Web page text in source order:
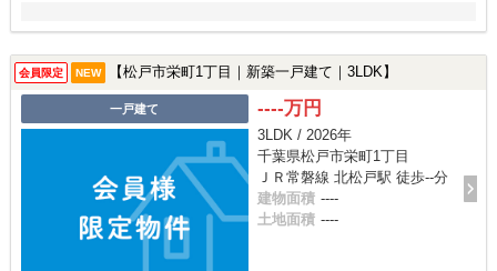
会員限定 NEW 【松戸市栄町1丁目｜新築一戸建て｜3LDK】
一戸建て ----万円
3LDK / 2026年
千葉県松戸市栄町1丁目
ＪＲ常磐線 北松戸駅 徒歩--分
建物面積 ----
土地面積 ----